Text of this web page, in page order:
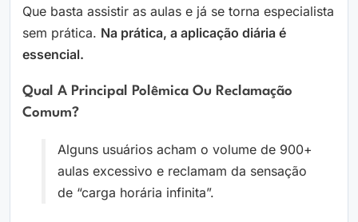
Que basta assistir as aulas e já se torna especialista
sem prática. Na prática, a aplicação diária é
essencial.
Qual A Principal Polêmica Ou Reclamação
Comum?
Alguns usuários acham o volume de 900+
aulas excessivo e reclamam da sensação
de “carga horária infinita”.